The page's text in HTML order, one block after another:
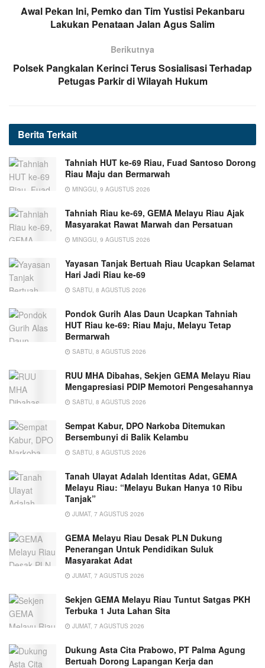
Awal Pekan Ini, Pemko dan Tim Yustisi Pekanbaru
Lakukan Penataan Jalan Agus Salim
Berikutnya
Polsek Pangkalan Kerinci Terus Sosialisasi Terhadap
Petugas Parkir di Wilayah Hukum
BeritaTerkait
Tahniah HUT ke-69 Riau, Fuad Santoso Dorong
Riau Maju dan Bermarwah
MINGGU, 9 AGUSTUS 2026
Tahniah Riau ke-69, GEMA Melayu Riau Ajak
Masyarakat Rawat Marwah dan Persatuan
MINGGU, 9 AGUSTUS 2026
Yayasan Tanjak Bertuah Riau Ucapkan Selamat
Hari Jadi Riau ke-69
SABTU, 8 AGUSTUS 2026
Pondok Gurih Alas Daun Ucapkan Tahniah
HUT Riau ke-69: Riau Maju, Melayu Tetap
Bermarwah
SABTU, 8 AGUSTUS 2026
RUU MHA Dibahas, Sekjen GEMA Melayu Riau
Mengapresiasi PDIP Memotori Pengesahannya
SABTU, 8 AGUSTUS 2026
Sempat Kabur, DPO Narkoba Ditemukan
Bersembunyi di Balik Kelambu
SABTU, 8 AGUSTUS 2026
Tanah Ulayat Adalah Identitas Adat, GEMA
Melayu Riau: “Melayu Bukan Hanya 10 Ribu
Tanjak”
JUMAT, 7 AGUSTUS 2026
GEMA Melayu Riau Desak PLN Dukung
Penerangan Untuk Pendidikan Suluk
Masyarakat Adat
JUMAT, 7 AGUSTUS 2026
Sekjen GEMA Melayu Riau Tuntut Satgas PKH
Terbuka 1 Juta Lahan Sita
JUMAT, 7 AGUSTUS 2026
Dukung Asta Cita Prabowo, PT Palma Agung
Bertuah Dorong Lapangan Kerja dan